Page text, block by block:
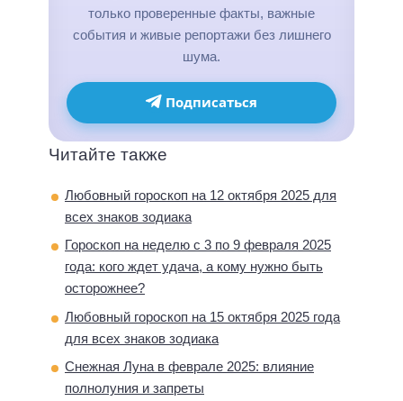
только проверенные факты, важные
события и живые репортажи без лишнего
шума.
Подписаться
Читайте также
Любовный гороскоп на 12 октября 2025 для
всех знаков зодиака
Гороскоп на неделю с 3 по 9 февраля 2025
года: кого ждет удача, а кому нужно быть
осторожнее?
Любовный гороскоп на 15 октября 2025 года
для всех знаков зодиака
Снежная Луна в феврале 2025: влияние
полнолуния и запреты